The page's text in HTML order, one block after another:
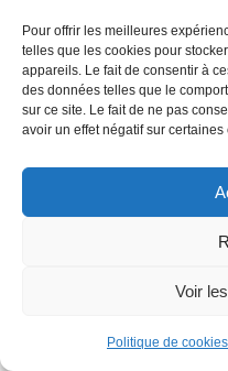
Pour offrir les meilleures
telles que les cookies pour
appareils. Le fait de consentir à
des données telles que le
sur ce site. Le fait de ne pas
avoir un effet négatif sur
Voir
Politique de cookies
concernant ce statut.
un soucis d’égalité vis à
juridiques, qui voient
entreprise une forme de
revendications des
des seuils de chiffre